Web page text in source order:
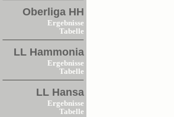
Oberliga HH
Ergebnisse
Tabelle
LL Hammonia
Ergebnisse
Tabelle
LL Hansa
Ergebnisse
Tabelle